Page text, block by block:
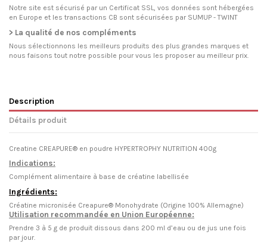
Notre site est sécurisé par un Certificat SSL, vos données sont hébergées
en Europe et les transactions CB sont sécurisées par SUMUP - TWINT
> La qualité de nos compléments
Nous sélectionnons les meilleurs produits des plus grandes marques et
nous faisons tout notre possible pour vous les proposer au meilleur prix.
Description
Détails produit
Creatine CREAPURE® en poudre HYPERTROPHY NUTRITION 400g
Indications:
Complément alimentaire à base de créatine labellisée
Ingrédients:
Créatine micronisée Creapure® Monohydrate (Origine 100% Allemagne)
Utilisation recommandée en Union Européenne:
Prendre 3 à 5 g de produit dissous dans 200 ml d’eau ou de jus une fois
par jour.